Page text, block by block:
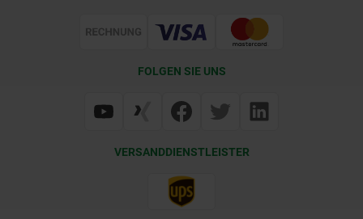
Web Support
FOLGEN SIE UNS
VERSANDDIENSTLEISTER